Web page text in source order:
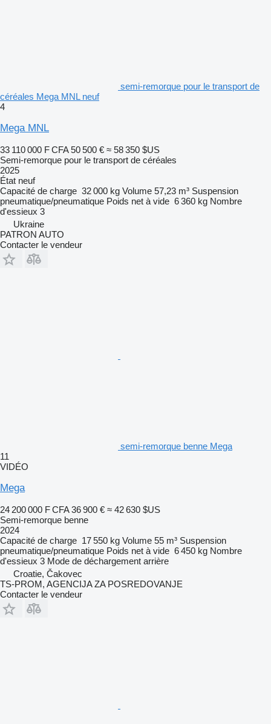
semi-remorque pour le transport de
céréales Mega MNL neuf
4
Mega MNL
33 110 000 F CFA 50 500 € ≈ 58 350 $US
Semi-remorque pour le transport de céréales
2025
État neuf
Capacité de charge 32 000 kg Volume 57,23 m³ Suspension
pneumatique/pneumatique Poids net à vide 6 360 kg Nombre
d'essieux 3
Ukraine
PATRON AUTO
Contacter le vendeur
semi-remorque benne Mega
11
VIDÉO
Mega
24 200 000 F CFA 36 900 € ≈ 42 630 $US
Semi-remorque benne
2024
Capacité de charge 17 550 kg Volume 55 m³ Suspension
pneumatique/pneumatique Poids net à vide 6 450 kg Nombre
d'essieux 3 Mode de déchargement arrière
Croatie, Čakovec
TS-PROM, AGENCIJA ZA POSREDOVANJE
Contacter le vendeur